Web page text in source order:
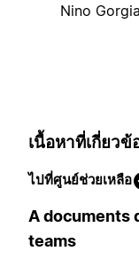
Nino
เนื้อหาที่เกี่ยวข้
ไปที่ศูนย์ช่วยเหลือ
A documents
teams